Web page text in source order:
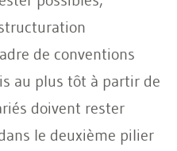
de conventions
au plus tôt à partir de
doivent rester
le deuxième pilier